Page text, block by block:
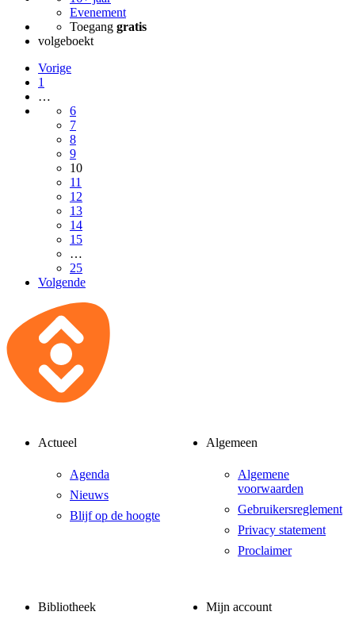
Evenement
Toegang gratis
volgeboekt
Vorige
1
…
6
7
8
9
10
11
12
13
14
15
…
25
Volgende
Actueel
Agenda
Nieuws
Blijf op de hoogte
Algemeen
Algemene
voorwaarden
Gebruikersreglement
Privacy statement
Proclaimer
Bibliotheek Mijn account